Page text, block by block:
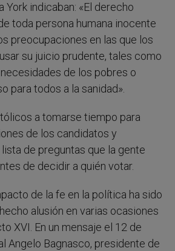
York indicaban: «El derecho
toda persona humana inocente
preocupaciones en las que los
su juicio prudente, tales como
de los pobres o
para todos a la sanidad».
a tomarse tiempo para
de los candidatos y
de preguntas que la gente
de decidir a quién votar.
de la fe en la política ha sido
alusión en varias ocasiones
XVI. En un mensaje el 12 de
Angelo Bagnasco, presidente de